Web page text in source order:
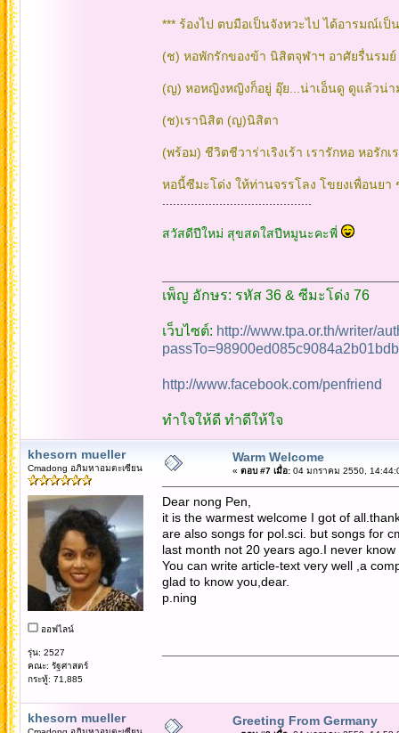
*** ร้องไป ตบมือเป็นจังหวะไป ได้อารมณ์เป็
(ช) หอพักรักของข้า นิสิตจุฬาฯ อาศัยรื่นรม
(ญ) หอหญิงหญิงก็อยู่ อุ๊ย...น่าเอ็นดู ดูแล้วน่า
(ช)เรานิสิต (ญ)นิสิตา
(พร้อม) ชีวิตชีวาร่าเริงเร้า เรารักหอ หอรัก
หอนี้ซีมะโด่ง ให้ท่านจรรโลง โขยงเพื่อนย
สวัสดีปีใหม่ สุขสดใสปีหมูนะคะพี่
เพ็ญ อักษร: รหัส 36 & ซีมะโด่ง 76
เว็บไซต์: http://www.tpa.or.th/writer/
http://www.facebook.com/penfriend
ทำใจให้ดี ทำดีให้ใจ
khesorn mueller
Cmadong อภิมหาอมตะเซียน
ออฟไลน์
รุ่น: 2527
คณะ: รัฐศาสตร์
กระทู้: 71,885
Warm Welcome
« ตอบ #7 เมื่อ:04 มกราคม 2550,
Dear nong Pen,
it is the warmest welcome I got of
are also songs for pol.sci. but songs for
last month not 20 years ago.I never
You can write article-text very well ,a
glad to know you,dear.
p.ning
khesorn mueller Greeting From Germany